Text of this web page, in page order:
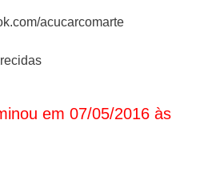
acucarcomarte
em 07/05/2016 às